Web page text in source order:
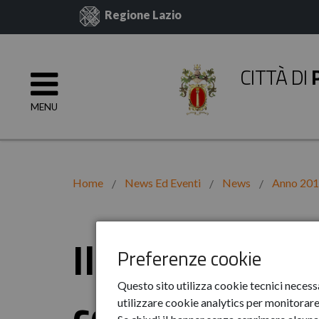
Preferenze cookie
Questo sito utilizza cookie tecnici
utilizzare cookie analytics per
Regione Lazio
MENU
CITTÀ DI
Home News Ed Eventi News Anno
Il centro